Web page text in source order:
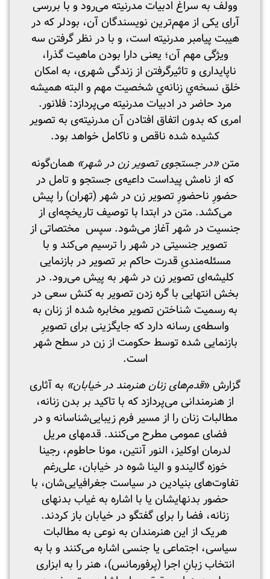
وولف به سراغ ادبیات مدرنیته می‌رود و با بررسی
آرای یکی از مهم‌ترین نویسندگان آن، بودلر که در
هیبت پیامبر مدرنیته است، و با در نظر گرفتن سه
ویژگی مهم آن؛ یعنی دارا بودن ماهیت گذرا،
ناپایداری و تاثیرگرفتن از زندگی شهری، به امکان
خلق نسخه‌ي زنانه‌ي شخصیت مهم و البته همیشه
مرد حاضر در ادبیات مدرنیته می‌پردازد: فلانور.
امری که بدون اتفاق افتادن آن مدرنیته‌ی به تصویر
کشیده شده‌ ناقص و ناکامل خواهد بود.
متن«در جستجوی تصویر زن در شهر»همان‌گونه
که از نامش پیداست داعیه‌ی جستجو و تامل در
حضورِ ناحضورِ تصویر زن در شهر (تهران) را پیش
می‌کشد. متن در ابتدا با توصیف تاریخچه‌ای از
جنسیت در شهر آغاز می‌شود. سپس مختصاتی از
تصویر جنسیتی در شهر را ترسیم می‌کند و با
مسئله‌مندیِ قدرت حاکم بر تصویر در بازنمایی
کلیشه‌ای تصویر زن در شهر به پیش می‌رود. در
بخش انتهایی با گره زدن تصویر به کنش سعی در
به رسمیت شناختن تصویر مخابره شده از زنان به
واسطه‌ی رسانه دارد که جایگزینی برای تصویرِ
بازنمایی شده توسط حکومت از زن در سطح شهر
است.
گزارش «قدم‌های زنان هنرمند در خیابان» به آثاری
از هنرمندانی می‌پردازد که با تاکید بر بدن زنانه،
مطالبات زنان را از مسیر فرم زیبایی‌شناسانه و در
فضای عمومی مطرح می‌کنند. قدمهای مریل
لدرمان اوکلیز، النور آنتین، مونا حاطوم، رجینا
خوزه گالیندو و الینا شوه در خیابان، علی‌رغم
تفاوت‌های بنیادین در سیاست جغرافیایی‌شان، با
حضور بدنهایشان یا با اشاره به غیاب بدنهای
زنانه، فضا را برای گفتگو در خیابان باز کردند.
هریک از این هنرمندان به نوعی به مطالبات
سیاسی، اجتماعی یا جنسی‌ اشاره می‌کنند و با به
انتخاب زبانِ اجرا (پرفورمانس)، هنر را به ابزاری